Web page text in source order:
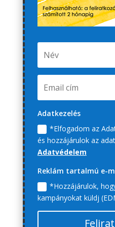
Adatkezelés
*Elfogadom az
és hozzájárulok az
Adatvédelem
Reklám tartalmú e-
*Hozzájárulok,
kampányokat küldj